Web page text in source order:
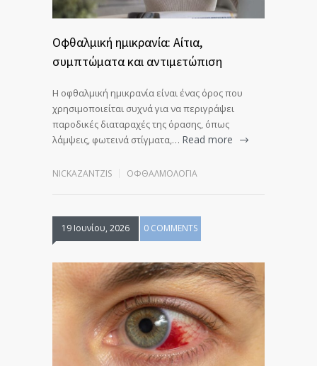
Οφθαλμική ημικρανία: Αίτια,
συμπτώματα και αντιμετώπιση
Η οφθαλμική ημικρανία είναι ένας όρος που
χρησιμοποιείται συχνά για να περιγράψει
παροδικές διαταραχές της όρασης, όπως
λάμψεις, φωτεινά στίγματα,… Read more
NICKAZANTZIS ΟΦΘΑΛΜΟΛΟΓΊΑ
19 Ιουνίου, 2026 0 COMMENTS